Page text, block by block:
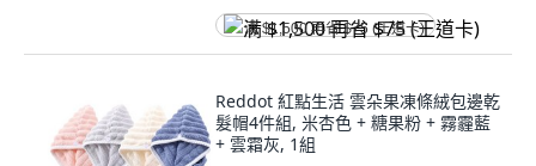
满 $1,500 再省 $75 (王道卡)
Reddot 紅點生活 雲朵果凍條絨包邊乾
髮帽4件組, 米杏色 + 糖果粉 + 霧霾藍
+ 雲霜灰, 1組